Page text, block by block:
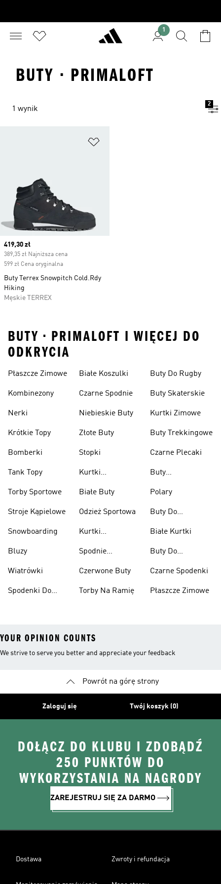
1
BUTY · PRIMALOFT
1 wynik
2
Current price
419,30 zł
389,35 zł Najniższa cena
599 zł Cena oryginalna
Buty Terrex Snowpitch Cold.Rdy
Hiking
Męskie TERREX
BUTY • PRIMALOFT I WIĘCEJ DO
ODKRYCIA
Płaszcze Zimowe
Kombinezony
Nerki
Krótkie Topy
Bomberki
Tank Topy
Torby Sportowe
Stroje Kąpielowe
Snowboarding
Bluzy
Wiatrówki
Spodenki Do
Białe Koszulki
Czarne Spodnie
Niebieskie Buty
Złote Buty
Stopki
Kurtki
Białe Buty
Odzież Sportowa
Kurtki
Spodnie
Czerwone Buty
Torby Na Ramię
Buty Do Rugby
Buty Skaterskie
Kurtki Zimowe
Buty Trekkingowe
Czarne Plecaki
Buty
Polary
Buty Do
Ciężarów
Białe Kurtki
Buty Do
Czarne Spodenki
Płaszcze Zimowe
YOUR OPINION COUNTS
We strive to serve you better and appreciate your feedback
Powrót na górę strony
Zaloguj się Twój koszyk (0)
DOŁĄCZ DO KLUBU I ZDOBĄDŹ
250 PUNKTÓW DO
WYKORZYSTANIA NA NAGRODY
ZAREJESTRUJ SIĘ ZA DARMO
Dostawa Zwroty i refundacja